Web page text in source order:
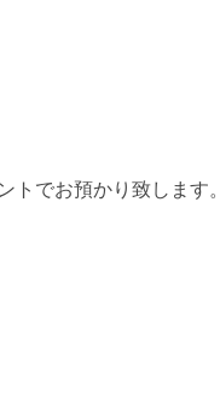
でお預かり致します。